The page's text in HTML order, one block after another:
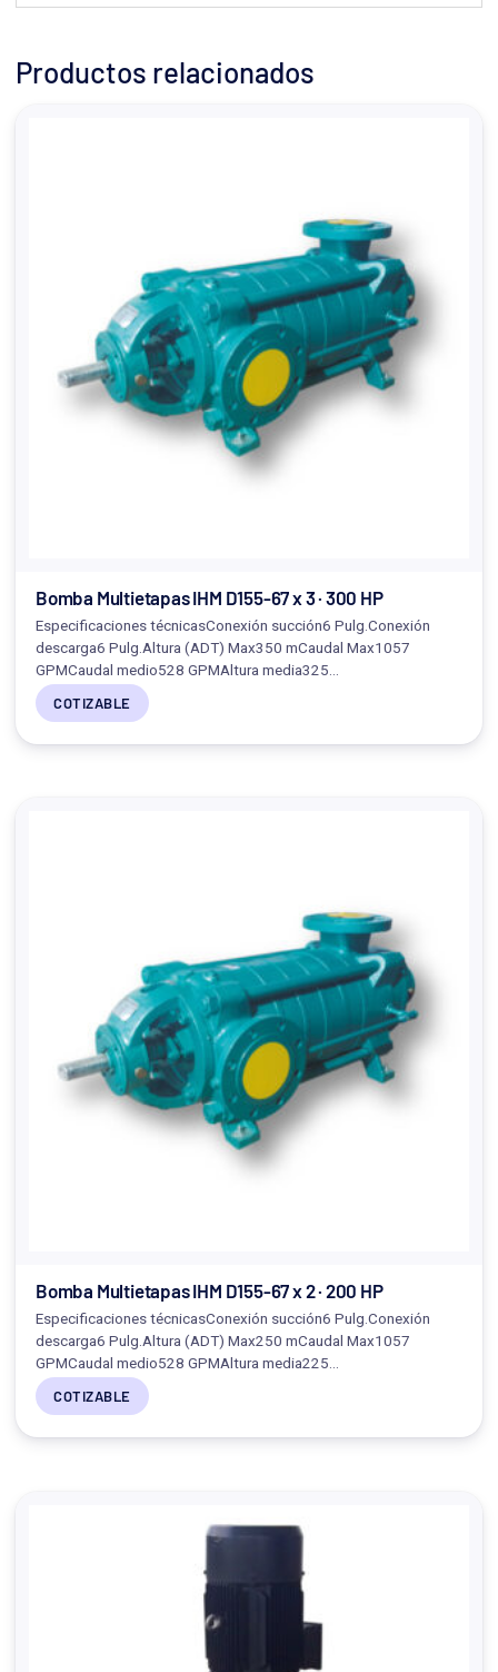
Productos relacionados
Bomba Multietapas IHM D155-67 x 3 · 300 HP
Especificaciones técnicasConexión succión6 Pulg.Conexión
descarga6 Pulg.Altura (ADT) Max350 mCaudal Max1057
GPMCaudal medio528 GPMAltura media325…
COTIZABLE
Bomba Multietapas IHM D155-67 x 2 · 200 HP
Especificaciones técnicasConexión succión6 Pulg.Conexión
descarga6 Pulg.Altura (ADT) Max250 mCaudal Max1057
GPMCaudal medio528 GPMAltura media225…
COTIZABLE